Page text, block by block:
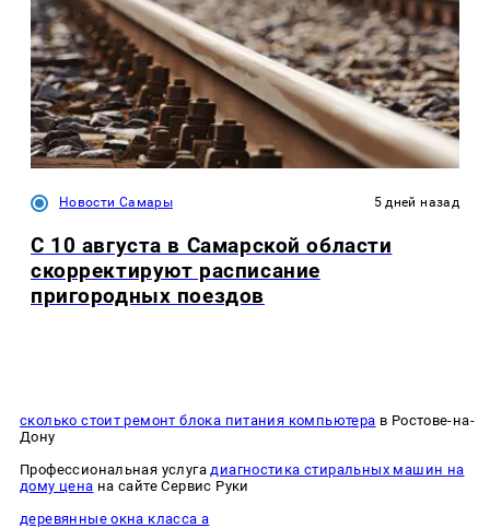
Новости Самары 5 дней назад
С 10 августа в Самарской области
скорректируют расписание
пригородных поездов
сколько стоит ремонт блока питания компьютера в Ростове-на-
Дону
Профессиональная услуга диагностика стиральных машин на
дому цена на сайте Сервис Руки
деревянные окна класса а